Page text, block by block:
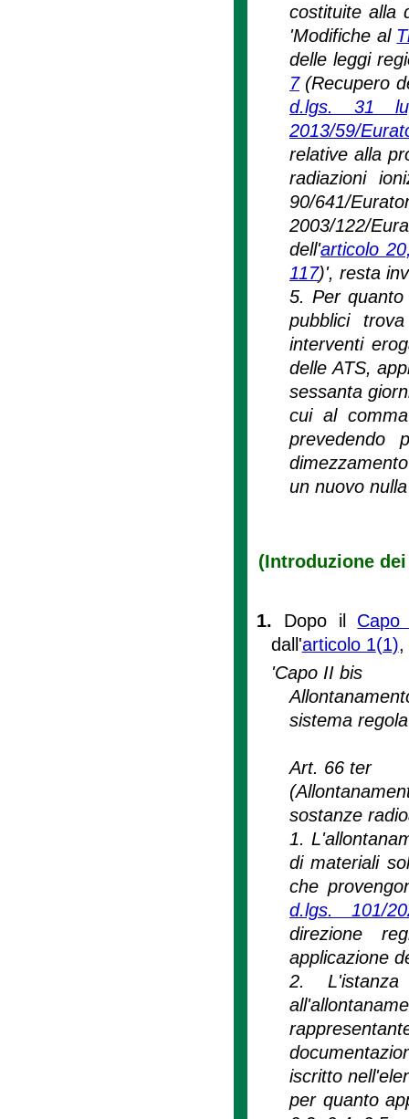
costituite alla
'Modifiche al
delle leggi
7(Recupero
d.lgs. 31
2013/59/
relative alla
radiazioni
90/641/
2003/122/
dell'articolo
117)', resta
5. Per
pubblici
interventi
delle ATS,
sessanta
cui al
un nuovo
(Introduzione
1. Dopo il
dall'articolo 1(1),
'Capo II bis
sistema
Art. 66 ter
sostanze
1.
di materiali
che
d.lgs. 101/
direzione
applicazione
2.
iscritto
per quanto